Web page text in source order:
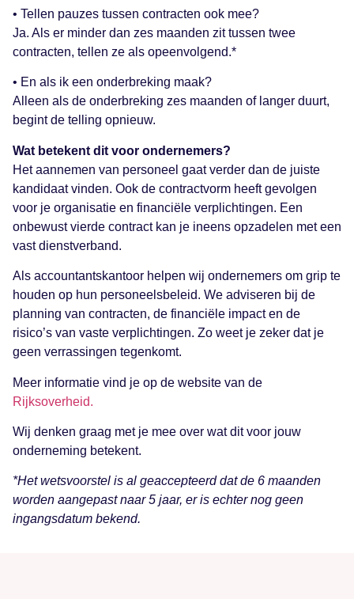
• Tellen pauzes tussen contracten ook mee?
Ja. Als er minder dan zes maanden zit tussen twee
contracten, tellen ze als opeenvolgend.*
• En als ik een onderbreking maak?
Alleen als de onderbreking zes maanden of langer duurt,
begint de telling opnieuw.
Wat betekent dit voor ondernemers?
Het aannemen van personeel gaat verder dan de juiste
kandidaat vinden. Ook de contractvorm heeft gevolgen
voor je organisatie en financiële verplichtingen. Een
onbewust vierde contract kan je ineens opzadelen met een
vast dienstverband.
Als accountantskantoor helpen wij ondernemers om grip te
houden op hun personeelsbeleid. We adviseren bij de
planning van contracten, de financiële impact en de
risico’s van vaste verplichtingen. Zo weet je zeker dat je
geen verrassingen tegenkomt.
Meer informatie vind je op de website van de
Rijksoverheid.
Wij denken graag met je mee over wat dit voor jouw
onderneming betekent.
*Het wetsvoorstel is al geaccepteerd dat de 6 maanden
worden aangepast naar 5 jaar, er is echter nog geen
ingangsdatum bekend.